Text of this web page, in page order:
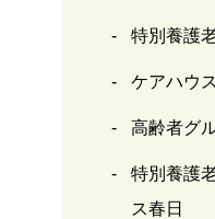
特別養護
ケアハウ
高齢者グ
特別養護
ス春日